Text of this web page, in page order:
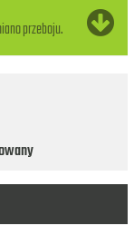
przeboju.